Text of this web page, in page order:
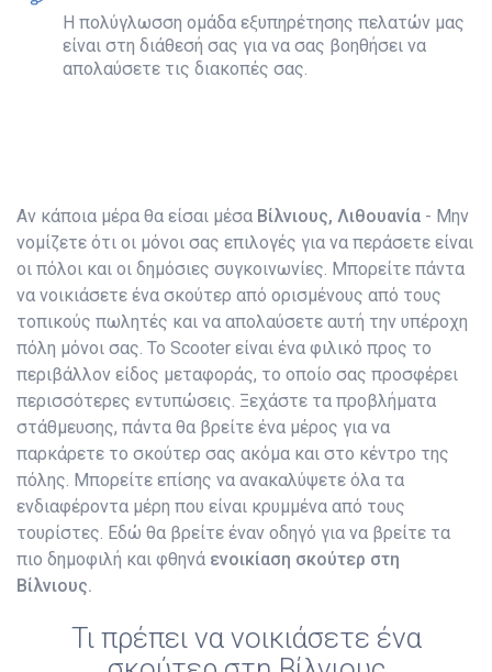
Η πολύγλωσση ομάδα εξυπηρέτησης πελατών μας
είναι στη διάθεσή σας για να σας βοηθήσει να
απολαύσετε τις διακοπές σας.
Αν κάποια μέρα θα είσαι μέσα Βίλνιους, Λιθουανία - Μην
νομίζετε ότι οι μόνοι σας επιλογές για να περάσετε είναι
οι πόλοι και οι δημόσιες συγκοινωνίες. Μπορείτε πάντα
να νοικιάσετε ένα σκούτερ από ορισμένους από τους
τοπικούς πωλητές και να απολαύσετε αυτή την υπέροχη
πόλη μόνοι σας. Το Scooter είναι ένα φιλικό προς το
περιβάλλον είδος μεταφοράς, το οποίο σας προσφέρει
περισσότερες εντυπώσεις. Ξεχάστε τα προβλήματα
στάθμευσης, πάντα θα βρείτε ένα μέρος για να
παρκάρετε το σκούτερ σας ακόμα και στο κέντρο της
πόλης. Μπορείτε επίσης να ανακαλύψετε όλα τα
ενδιαφέροντα μέρη που είναι κρυμμένα από τους
τουρίστες. Εδώ θα βρείτε έναν οδηγό για να βρείτε τα
πιο δημοφιλή και φθηνά ενοικίαση σκούτερ στη
Βίλνιους.
Τι πρέπει να νοικιάσετε ένα